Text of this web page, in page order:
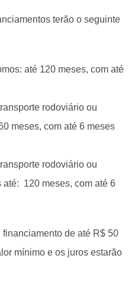
terão o seguinte
até 120 meses, com até
rodoviário ou
meses, com até 6 meses
rodoviário ou
até: 120 meses, com até 6
de até R$ 50
mínimo e os juros estarão